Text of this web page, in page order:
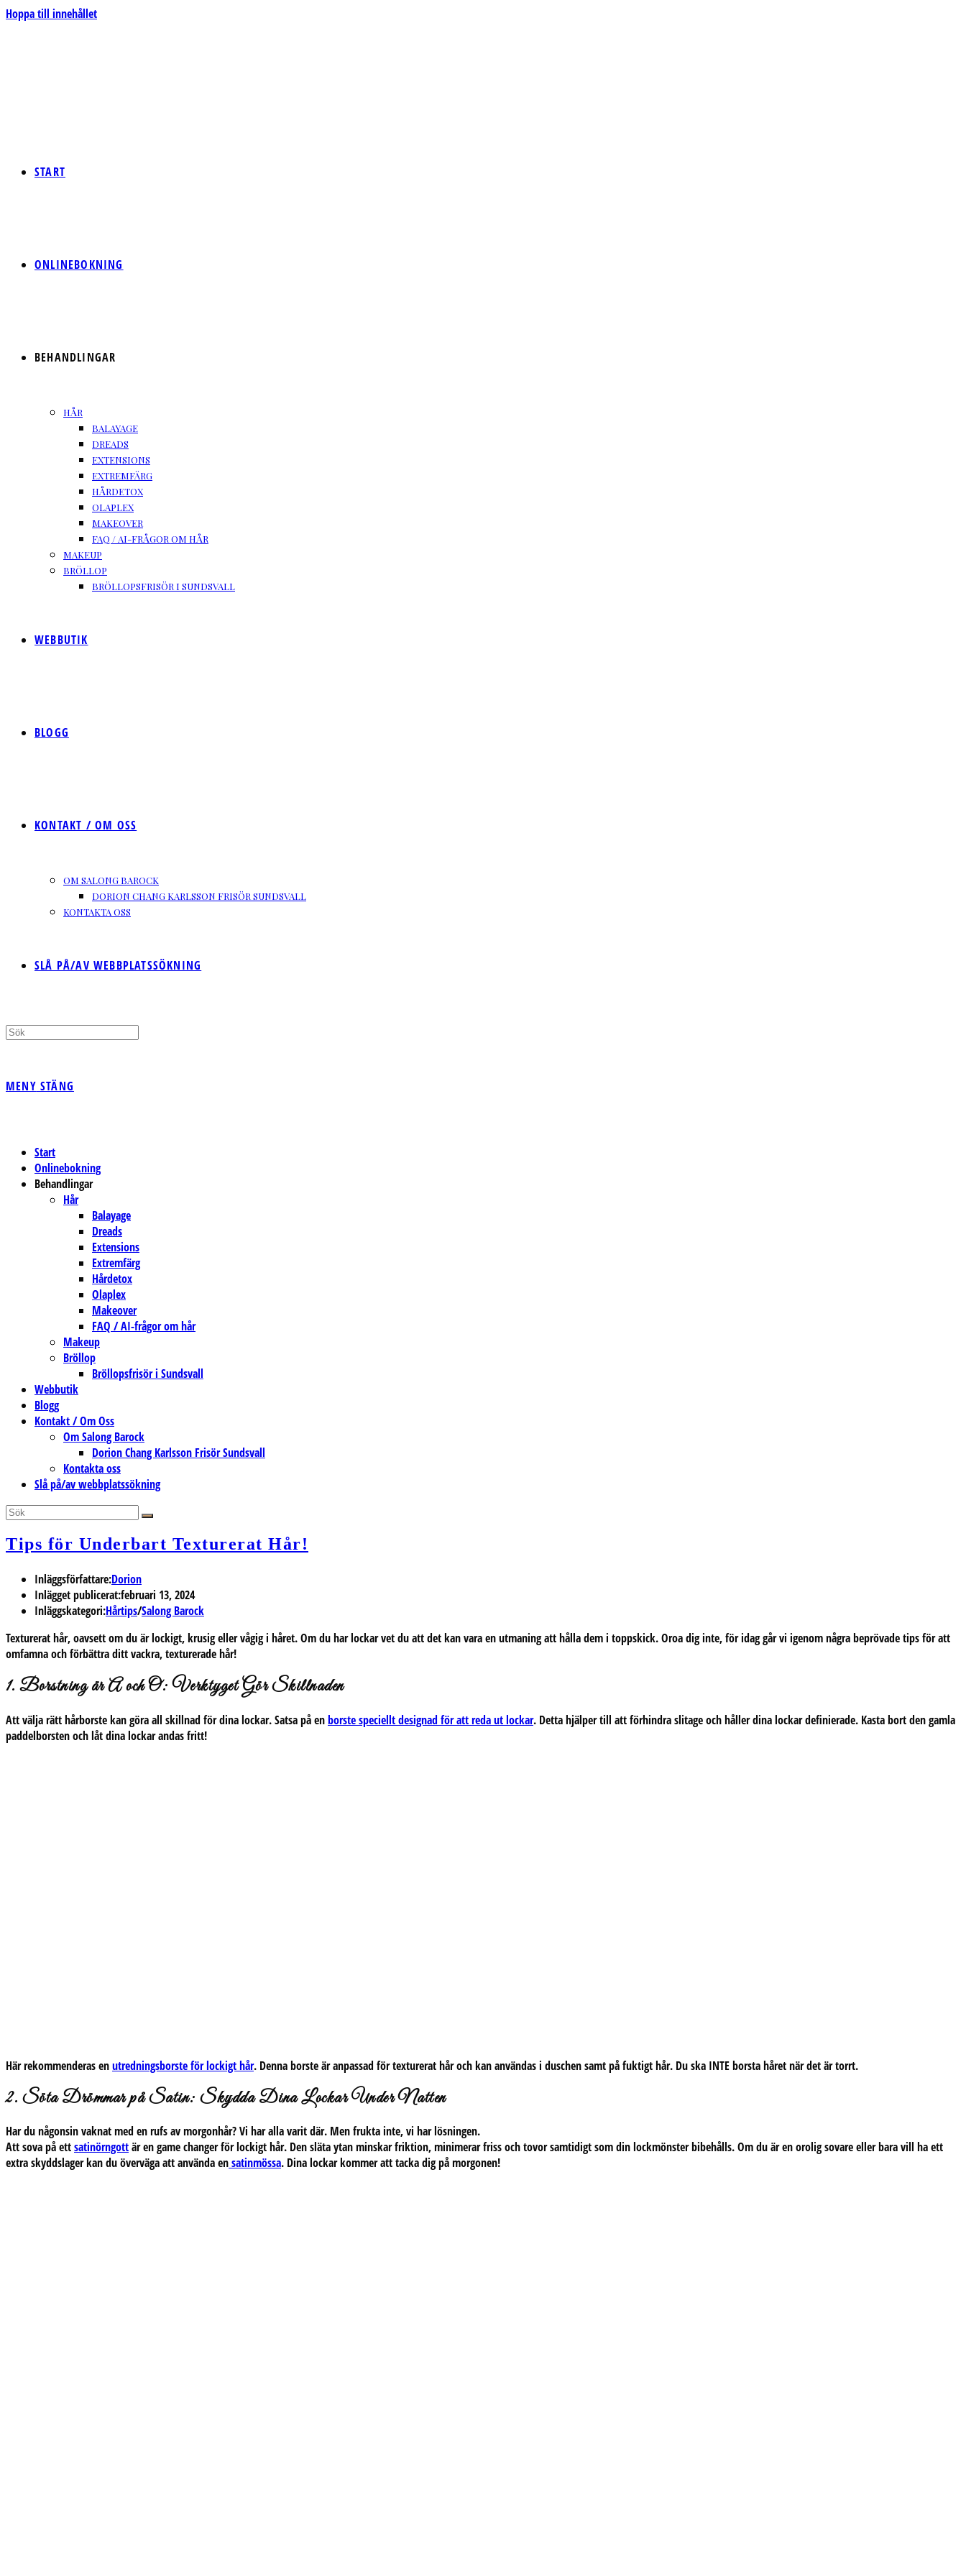
Hoppa till innehållet
START
ONLINEBOKNING
BEHANDLINGAR
HÅR
BALAYAGE
DREADS
EXTENSIONS
EXTREMFÄRG
HÅRDETOX
OLAPLEX
MAKEOVER
FAQ / AI-FRÅGOR OM HÅR
MAKEUP
BRÖLLOP
BRÖLLOPSFRISÖR I SUNDSVALL
WEBBUTIK
BLOGG
KONTAKT / OM OSS
OM SALONG BAROCK
DORION CHANG KARLSSON FRISÖR SUNDSVALL
KONTAKTA OSS
SLÅ PÅ/AV WEBBPLATSSÖKNING
MENY STÄNG
Start
Onlinebokning
Behandlingar
Hår
Balayage
Dreads
Extensions
Extremfärg
Hårdetox
Olaplex
Makeover
FAQ / AI-frågor om hår
Makeup
Bröllop
Bröllopsfrisör i Sundsvall
Webbutik
Blogg
Kontakt / Om Oss
Om Salong Barock
Dorion Chang Karlsson Frisör Sundsvall
Kontakta oss
Slå på/av webbplatssökning
Tips för Underbart Texturerat Hår!
Inläggsförfattare:Dorion
Inlägget publicerat:februari 13, 2024
Inläggskategori:Hårtips/Salong Barock
Texturerat hår, oavsett om du är lockigt, krusig eller vågig i håret. Om du har lockar vet du att det kan vara en utmaning att hålla dem i toppskick. Oroa dig inte, för idag går vi igenom några beprövade tips för att
omfamna och förbättra ditt vackra, texturerade hår!
1. Borstning är A och O: Verktyget Gör Skillnaden
Att välja rätt hårborste kan göra all skillnad för dina lockar. Satsa på enborste speciellt designad för att reda ut lockar. Detta hjälper till att förhindra slitage och håller dina lockar definierade. Kasta bort den gamla
paddelborsten och låt dina lockar andas fritt!
Här rekommenderas enutredningsborste för lockigt hår. Denna borste är anpassad för texturerat hår och kan användas i duschen samt på fuktigt hår. Du ska INTE borsta håret när det är torrt.
2. Söta Drömmar på Satin: Skydda Dina Lockar Under Natten
Har du någonsin vaknat med en rufs av morgonhår? Vi har alla varit där. Men frukta inte, vi har lösningen.
Att sova på ettsatinörngottär en game changer för lockigt hår. Den släta ytan minskar friktion, minimerar friss och tovor samtidigt som din lockmönster bibehålls. Om du är en orolig sovare eller bara vill ha ett
extra skyddslager kan du överväga att använda ensatinmössa. Dina lockar kommer att tacka dig på morgonen!